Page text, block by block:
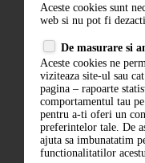
Aceste cookies sunt
web si nu pot fi
De masurare si
Aceste cookies ne
viziteaza site-ul sau
pagina – rapoarte
comportamentul tau
pentru a-ti oferi un
preferintelor tale. De
ajuta sa imbunatatim
functionalitatilor